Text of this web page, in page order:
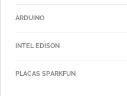
ARDUINO
INTEL EDISON
PLACAS SPARKFUN